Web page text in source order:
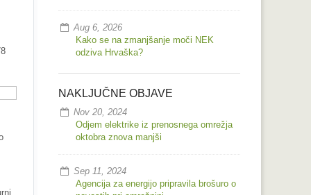
Aug 6, 2026
Kako se na zmanjšanje moči NEK
odziva Hrvaška?
NAKLJUČNE OBJAVE
Nov 20, 2024
Odjem elektrike iz prenosnega omrežja
oktobra znova manjši
Sep 11, 2024
Agencija za energijo pripravila brošuro o